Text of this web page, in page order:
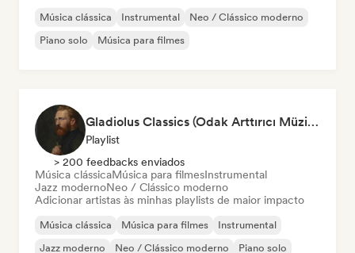
Música clássica Instrumental
Neo / Clássico moderno
Piano solo
Música para filmes
Gladiolus Classics (Odak Arttırıcı Müzikler)
Playlist
> 200 feedbacks enviados
Música clássicaMúsica para filmesInstrumental
Jazz modernoNeo / Clássico moderno
Adicionar artistas às minhas playlists de maior impacto
Música clássica Música para filmes
Instrumental
Jazz moderno
Neo / Clássico moderno Piano solo